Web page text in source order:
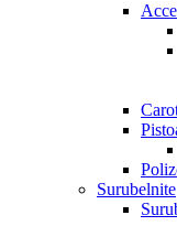
Surubelnite